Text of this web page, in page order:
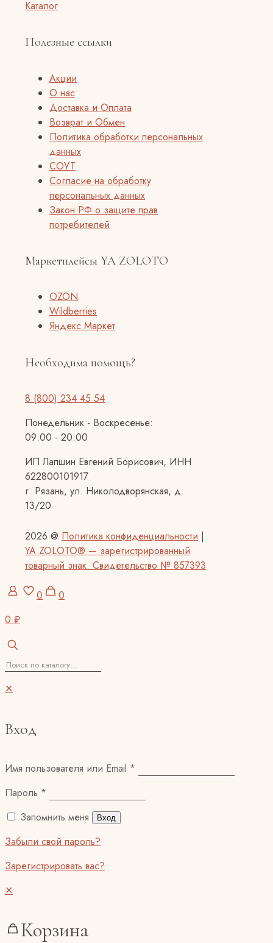
Каталог
Полезные ссылки
Акции
О нас
Доставка и Оплата
Возврат и Обмен
Политика обработки персональных
данных
СОУТ
Согласие на обработку
персональных данных
Закон РФ о защите прав
потребителей
Маркетплейсы YA ZOLOTO
OZON
Wildberries
Яндекс Маркет
Необходима помощь?
8 (800) 234 45 54
Понедельник - Воскресенье:
09:00 - 20:00
ИП Лапшин Евгений Борисович, ИНН
622800101917
г. Рязань, ул. Николодворянская, д.
13/20
2026 @ Политика конфиденциальности |
YA ZOLOTO® — зарегистрированный
товарный знак. Свидетельство № 857393
0
0
0 ₽
✕
Вход
Имя пользователя или Email *
Пароль *
Запомнить меня
Вход
Забыли свой пароль?
Зарегистрировать вас?
✕
Корзина